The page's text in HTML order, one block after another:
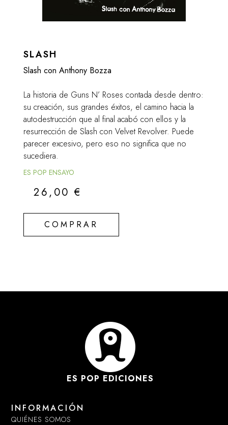
SLASH
Slash con Anthony Bozza
La historia de Guns N’ Roses contada desde dentro:
su creación, sus grandes éxitos, el camino hacia la
autodestrucción que al final acabó con ellos y la
resurrección de Slash con Velvet Revolver. Puede
parecer excesivo, pero eso no significa que no
sucediera.
ES POP ENSAYO
26,00€
COMPRAR
ES POP EDICIONES
INFORMACIÓN
QUIÉNES SOMOS